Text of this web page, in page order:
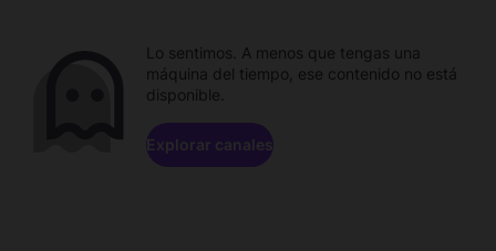
Lo sentimos. A menos que tengas una
máquina del tiempo, ese contenido no está
disponible.
Explorar canales